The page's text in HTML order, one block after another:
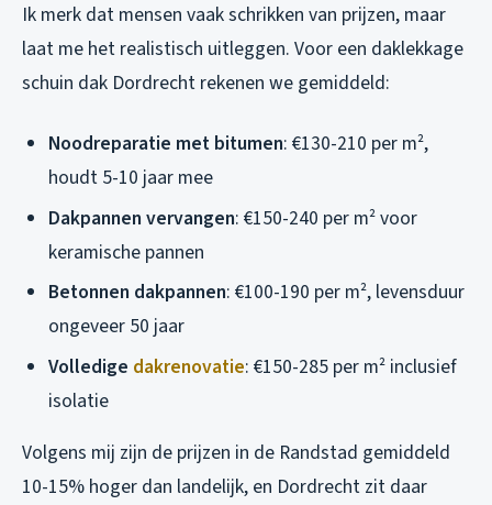
Ik merk dat mensen vaak schrikken van prijzen, maar
laat me het realistisch uitleggen. Voor een daklekkage
schuin dak Dordrecht rekenen we gemiddeld:
Noodreparatie met bitumen: €130-210 per m²,
houdt 5-10 jaar mee
Dakpannen vervangen: €150-240 per m² voor
keramische pannen
Betonnen dakpannen: €100-190 per m², levensduur
ongeveer 50 jaar
Volledige dakrenovatie: €150-285 per m² inclusief
isolatie
Volgens mij zijn de prijzen in de Randstad gemiddeld
10-15% hoger dan landelijk, en Dordrecht zit daar